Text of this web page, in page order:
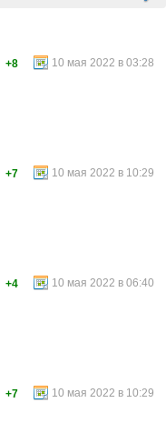
10 мая 2022 в 03:28
+8
10 мая 2022 в 10:29
+7
10 мая 2022 в 06:40
+4
10 мая 2022 в 10:29
+7